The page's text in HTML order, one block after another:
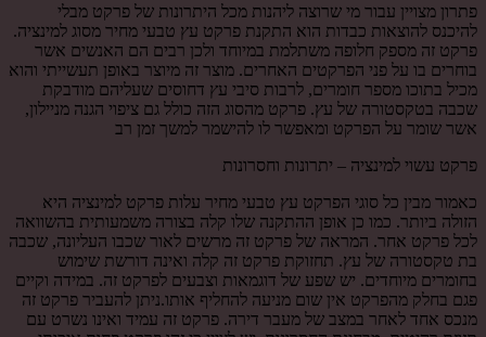
פתרון מצויין עבור מי שרוצה ליהנות מכל היתרונות של פרקט מבלי
להיכנס להוצאות כבדות הוא התקנת פרקט עץ טבעי מחיר מסוג למינציה.
פרקט זה מספק חלופה משתלמת במיוחד ולכן רבים הם האנשים אשר
בוחרים בו על פני הפרקטים האחרים. מוצר זה מיוצר באופן תעשייתי והוא
מכיל בתוכו מספר חומרים, לרבות סיבי עץ דחוסים שעליהם מודבקת
שכבה בטקסטורה של עץ. פרקט מהסוג הזה כולל גם ציפוי הגנה מניילון,
אשר שומר על הפרקט ומאפשר לו להישמר למשך זמן רב
פרקט עשוי למינציה – יתרונות וחסרונות
כאמור מבין כל סוגי הפרקט עץ טבעי מחיר עלות פרקט למינציה היא
הזולה ביותר. כמו כן אופן ההתקנה שלו קלה בצורה משמעותית בהשוואה
לכל פרקט אחר. המראה של פרקט זה מרשים לאור שכבו העליונה, שכבה
בת טקסטורה של עץ. תחזוקת פרקט זה קלה ואינה דורשת שימוש
בחומרים מיוחדים. יש שפע של דוגמאות וצבעים לפרקט זה. במידה וקיים
פגם בחלק מהפרקט אין שום מניעה להחליף אותו.ניתן להעביר פרקט זה
מנכס אחד לאחר במצב של מעבר דירה. פרקט זה עמיד ואינו נשרט עם